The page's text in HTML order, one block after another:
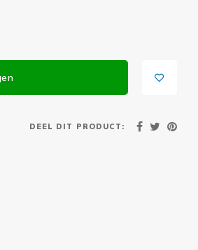
DEEL DIT PRODUCT: